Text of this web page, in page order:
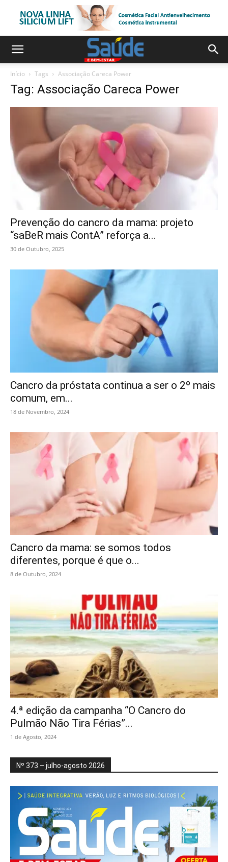
Início Tags Associação Careca Power
Tag: Associação Careca Power
Prevenção do cancro da mama: projeto
“saBeR mais ContA” reforça a...
30 de Outubro, 2025
Cancro da próstata continua a ser o 2º mais
comum, em...
18 de Novembro, 2024
Cancro da mama: se somos todos
diferentes, porque é que o...
8 de Outubro, 2024
4.ª edição da campanha “O Cancro do
Pulmão Não Tira Férias”...
1 de Agosto, 2024
Nº 373 – julho-agosto 2026